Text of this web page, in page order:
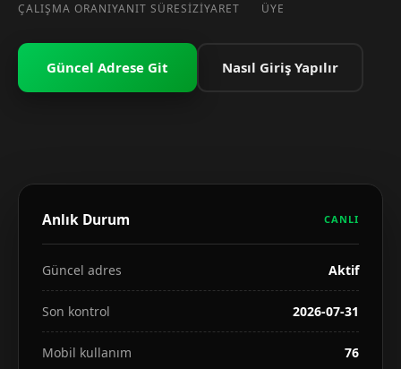
ÇALIŞMA ORANIYANIT SÜRESIZIYARET ÜYE
Güncel Adrese Git Nasıl Giriş Yapılır
Anlık Durum CANLI
Güncel adres Aktif
Son kontrol 2026-07-31
Mobil kullanım 76